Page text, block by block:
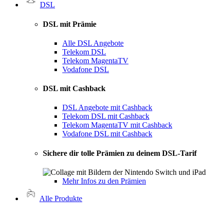
DSL
DSL mit Prämie
Alle DSL Angebote
Telekom DSL
Telekom MagentaTV
Vodafone DSL
DSL mit Cashback
DSL Angebote mit Cashback
Telekom DSL mit Cashback
Telekom MagentaTV mit Cashback
Vodafone DSL mit Cashback
Sichere dir tolle Prämien zu deinem DSL-Tarif
Mehr Infos zu den Prämien
Alle Produkte